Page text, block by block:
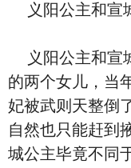
义阳公主和宣
义阳公主和宣
的两个女儿，当
妃被武则天整倒
自然也只能赶到
城公主毕竟不同